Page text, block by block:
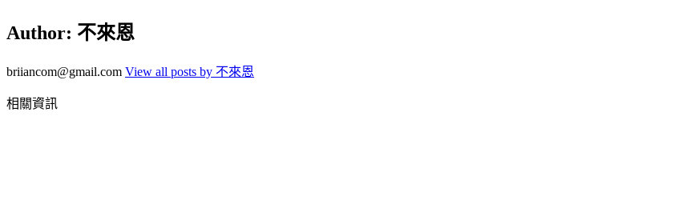
Author: 不來恩
briiancom@gmail.com View all posts by 不來恩
相關資訊